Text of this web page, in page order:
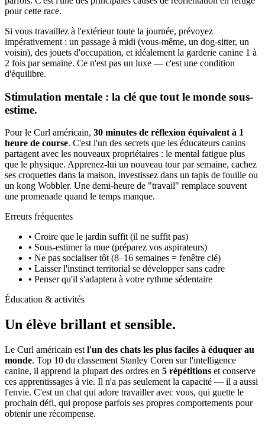
pour cette race.
Si vous travaillez à l'extérieur toute la journée, prévoyez
impérativement : un passage à midi (vous-même, un dog-sitter, un
voisin), des jouets d'occupation, et idéalement la garderie canine 1 à
2 fois par semaine. Ce n'est pas un luxe — c'est une condition
d'équilibre.
Stimulation mentale : la clé que tout le monde sous-
estime.
Pour le Curl américain, 30 minutes de réflexion équivalent à 1
heure de course. C'est l'un des secrets que les éducateurs canins
partagent avec les nouveaux propriétaires : le mental fatigue plus
que le physique. Apprenez-lui un nouveau tour par semaine, cachez
ses croquettes dans la maison, investissez dans un tapis de fouille ou
un kong Wobbler. Une demi-heure de "travail" remplace souvent
une promenade quand le temps manque.
Erreurs fréquentes
• Croire que le jardin suffit (il ne suffit pas)
• Sous-estimer la mue (préparez vos aspirateurs)
• Ne pas socialiser tôt (8–16 semaines = fenêtre clé)
• Laisser l'instinct territorial se développer sans cadre
• Penser qu'il s'adaptera à votre rythme sédentaire
Éducation & activités
Un élève brillant et sensible.
Le Curl américain est l'un des chats les plus faciles à éduquer au
monde. Top 10 du classement Stanley Coren sur l'intelligence
canine, il apprend la plupart des ordres en 5 répétitions et conserve
ces apprentissages à vie. Il n'a pas seulement la capacité — il a aussi
l'envie. C'est un chat qui adore travailler avec vous, qui guette le
prochain défi, qui propose parfois ses propres comportements pour
obtenir une récompense.